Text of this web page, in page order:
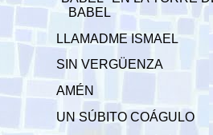
BABEL
LLAMADME ISMAEL
SIN VERGÜENZA
AMÉN
UN SÚBITO COÁGULO